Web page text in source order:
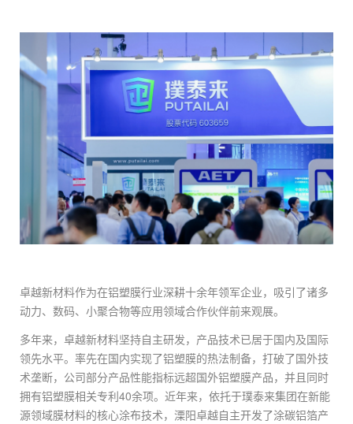
卓越新材料作为在铝塑膜行业深耕十余年领军企业，吸引了诸多
动力、数码、小聚合物等应用领域合作伙伴前来观展。
多年来，卓越新材料坚持自主研发，产品技术已居于国内及国际
领先水平。率先在国内实现了铝塑膜的热法制备，打破了国外技
术垄断，公司部分产品性能指标远超国外铝塑膜产品，并且同时
拥有铝塑膜相关专利40余项。近年来，依托于璞泰来集团在新能
源领域膜材料的核心涂布技术，溧阳卓越自主开发了涂碳铝箔产